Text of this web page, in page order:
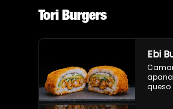
Tori Burgers
Ebi
queso